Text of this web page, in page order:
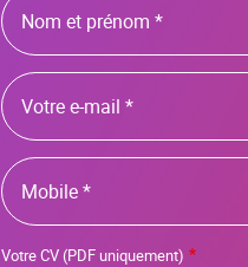
et
prénom
adresse
email
Mobile
Votre CV (PDF uniquement)